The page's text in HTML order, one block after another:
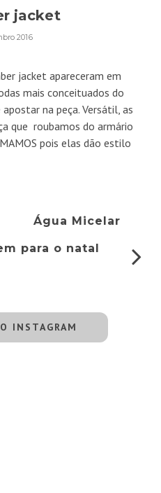
jacket
2016
jacket apareceram em
mais conceituados do
na peça. Versátil, as
que roubamos do armário
pois elas dão estilo
Água Micelar
para o natal
INSTAGRAM